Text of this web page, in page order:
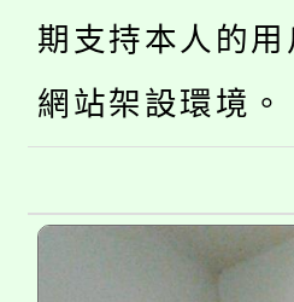
車」活動
桃園市
生本土語
公告本校
代理(課)
公告本校
代理(課)
轉知中國
《TA101
期支持本人的
網站架設環境。